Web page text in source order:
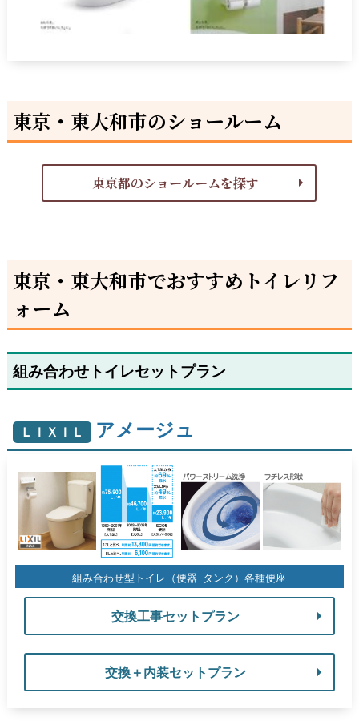
東京・東大和市のショールーム
東京都のショールームを探す
東京・東大和市でおすすめトイレリフ
ォーム
組み合わせトイレセットプラン
ＬＩＸＩＬ アメージュ
組み合わせ型トイレ（便器+タンク）各種便座
交換工事セットプラン
交換＋内装セットプラン